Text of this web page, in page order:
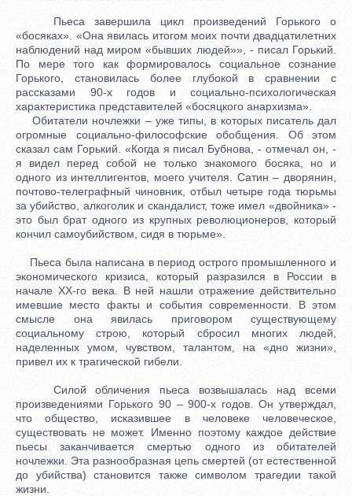
Пьеса завершила цикл произведений Горького о
«босяках». «Она явилась итогом моих почти двадцатилетних
наблюдений над миром «бывших людей»», - писал Горький.
По мере того как формировалось социальное сознание
Горького, становилась более глубокой в сравнении с
рассказами 90-х годов и социально-психологическая
характеристика представителей «босяцкого анархизма».
Обитатели ночлежки – уже типы, в которых писатель дал
огромные социально-философские обобщения. Об этом
сказал сам Горький. «Когда я писал Бубнова, - отмечал он, -
я видел перед собой не только знакомого босяка, но и
одного из интеллигентов, моего учителя. Сатин – дворянин,
почтово-телеграфный чиновник, отбыл четыре года тюрьмы
за убийство, алкоголик и скандалист, тоже имел «двойника» -
это был брат одного из крупных революционеров, который
кончил самоубийством, сидя в тюрьме».
Пьеса была написана в период острого промышленного и
экономического кризиса, который разразился в России в
начале ХХ-го века. В ней нашли отражение действительно
имевшие место факты и события современности. В этом
смысле она явилась приговором существующему
социальному строю, который сбросил многих людей,
наделенных умом, чувством, талантом, на «дно жизни»,
привел их к трагической гибели.
Силой обличения пьеса возвышалась над всеми
произведениями Горького 90 – 900-х годов. Он утверждал,
что общество, исказившее в человеке человеческое,
существовать не может. Именно поэтому каждое действие
пьесы заканчивается смертью одного из обитателей
ночлежки. Эта разнообразная цепь смертей (от естественной
до убийства) становится также символом трагедии такой
жизни.